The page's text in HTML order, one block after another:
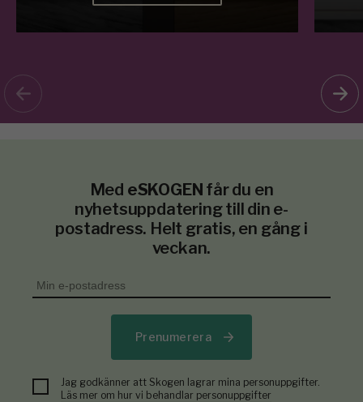
Med eSKOGEN får du en
nyhetsuppdatering till din e-
postadress. Helt gratis, en gång i
veckan.
Prenumerera
Jag godkänner att Skogen lagrar mina personuppgifter.
Läs mer om hur vi behandlar personuppgifter